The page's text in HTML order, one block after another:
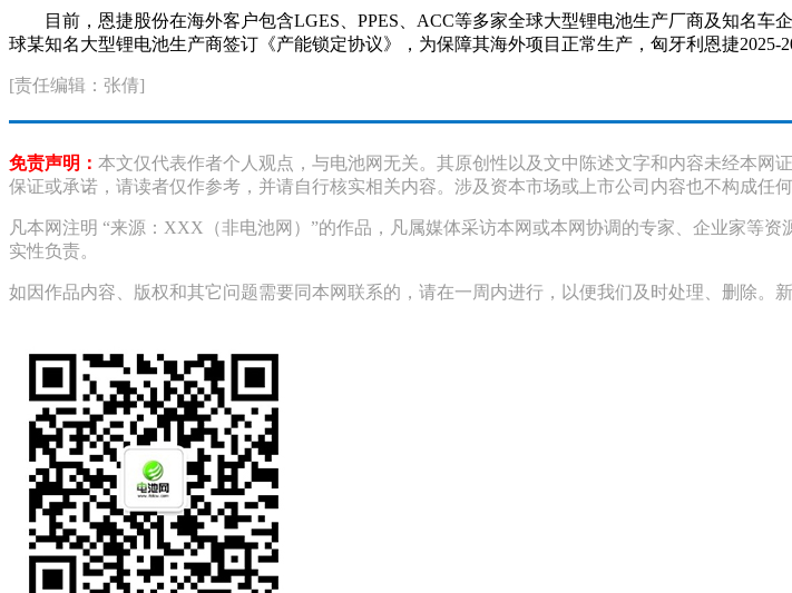
目前，恩捷股份在海外客户包含LGES、PPES、ACC等多家全球大型锂电池生产厂商及知名
球某知名大型锂电池生产商签订《产能锁定协议》，为保障其海外项目正常生产，匈牙利恩捷2025-
[责任编辑：张倩]
免责声明： 本文仅代表作者个人观点，与电池网无关。其原创性以及文中陈述文字和内容未经本
保证或承诺，请读者仅作参考，并请自行核实相关内容。涉及资本市场或上市公司内容也不构成任
凡本网注明 “来源：XXX（非电池网）”的作品，凡属媒体采访本网或本网协调的专家、企业家等
实性负责。
如因作品内容、版权和其它问题需要同本网联系的，请在一周内进行，以便我们及时处理、删除。新